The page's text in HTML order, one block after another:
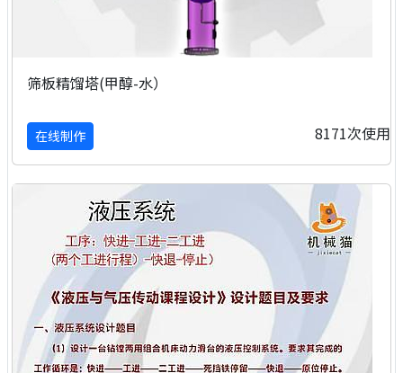
筛板精馏塔(甲醇-水）
在线制作 8171次使用